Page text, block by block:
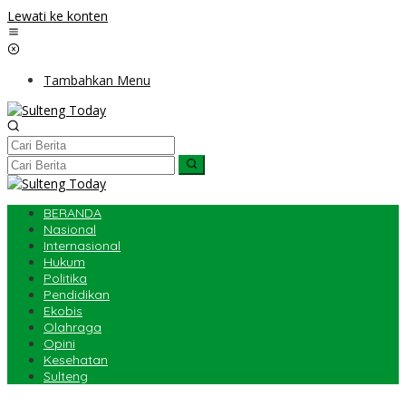
Lewati ke konten
Tambahkan Menu
BERANDA
Nasional
Internasional
Hukum
Politika
Pendidikan
Ekobis
Olahraga
Opini
Kesehatan
Sulteng